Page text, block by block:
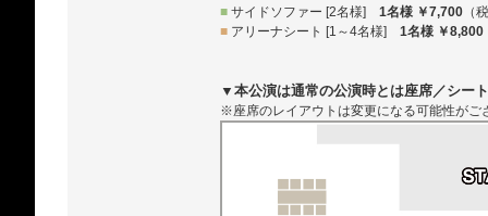
■ サイドソファー [2名様] 1名様 ￥7,700 （
■ アリーナシート [1～4名様] 1名様 ￥8,800
▼本公演は通常の公演時とは座席／シー
※座席のレイアウトは変更になる可能性がご